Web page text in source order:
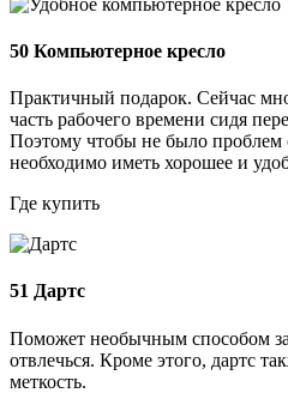
50 Компьютерное кресло
Практичный подарок. Сейчас
часть рабочего времени сидя
Поэтому чтобы не было проблем
необходимо иметь хорошее и
Где купить
51 Дартс
Поможет необычным способом
отвлечься. Кроме этого, дартс
меткость.